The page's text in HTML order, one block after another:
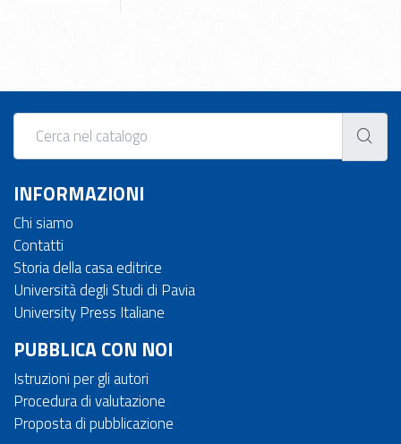
INFORMAZIONI
Chi siamo
Contatti
Storia della casa editrice
Università degli Studi di Pavia
University Press Italiane
PUBBLICA CON NOI
Istruzioni per gli autori
Procedura di valutazione
Proposta di pubblicazione